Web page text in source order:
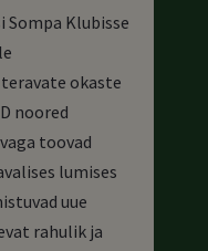
Sompa Klubisse
okaste
noored
toovad
lumises
uue
rahulik ja